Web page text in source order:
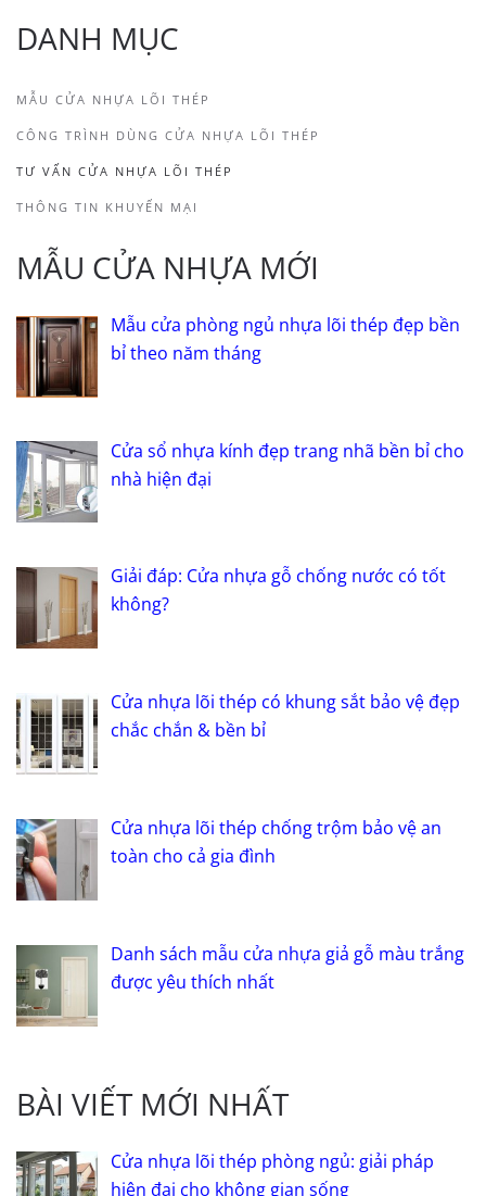
DANH MỤC
MẪU CỬA NHỰA LÕI THÉP
CÔNG TRÌNH DÙNG CỬA NHỰA LÕI THÉP
TƯ VẤN CỬA NHỰA LÕI THÉP
THÔNG TIN KHUYẾN MẠI
MẪU CỬA NHỰA MỚI
Mẫu cửa phòng ngủ nhựa lõi thép đẹp bền
bỉ theo năm tháng
Cửa sổ nhựa kính đẹp trang nhã bền bỉ cho
nhà hiện đại
Giải đáp: Cửa nhựa gỗ chống nước có tốt
không?
Cửa nhựa lõi thép có khung sắt bảo vệ đẹp
chắc chắn & bền bỉ
Cửa nhựa lõi thép chống trộm bảo vệ an
toàn cho cả gia đình
Danh sách mẫu cửa nhựa giả gỗ màu trắng
được yêu thích nhất
BÀI VIẾT MỚI NHẤT
Cửa nhựa lõi thép phòng ngủ: giải pháp
hiện đại cho không gian sống